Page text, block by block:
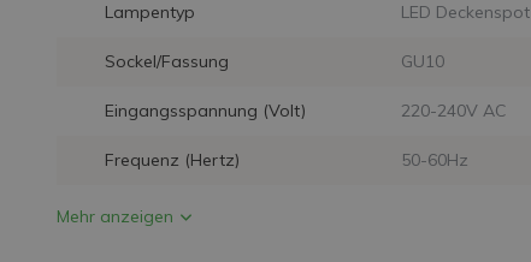
Lampentyp LED Deckenspot
Sockel/Fassung GU10
Eingangsspannung (Volt) 220-240V AC
Frequenz (Hertz) 50-60Hz
Mehr anzeigen